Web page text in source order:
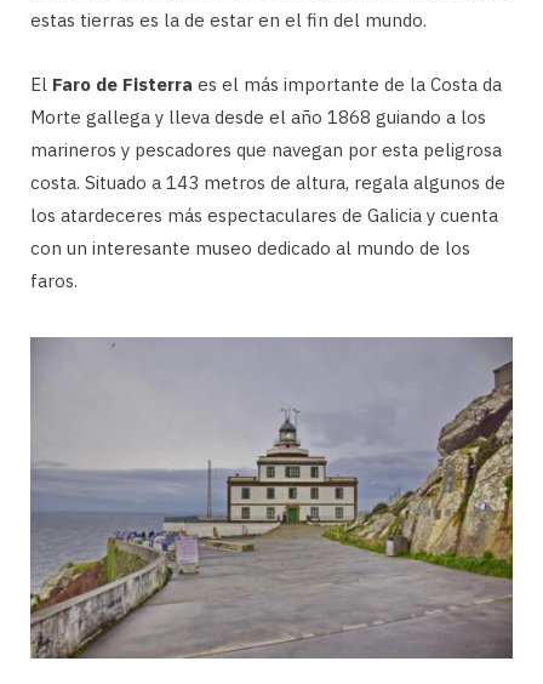
estas tierras es la de estar en el fin del mundo.
El Faro de Fisterra es el más importante de la Costa da
Morte gallega y lleva desde el año 1868 guiando a los
marineros y pescadores que navegan por esta peligrosa
costa. Situado a 143 metros de altura, regala algunos de
los atardeceres más espectaculares de Galicia y cuenta
con un interesante museo dedicado al mundo de los
faros.